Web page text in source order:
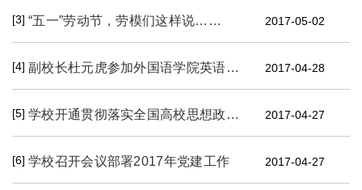
[3] “五一”劳动节，劳模们这样说…… 2017-05-02
[4] 副校长杜元虎参加外国语学院英语142班团支部“一学一做”主题团会 2017-04-28
[5] 学校开通贯彻落实全国高校思想政治工作会议精神专题网站 2017-04-27
[6] 学校召开会议部署2017年党建工作 2017-04-27